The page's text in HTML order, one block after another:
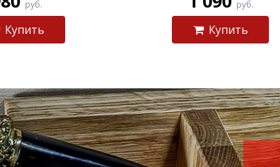
руб.
Купить
руб.
Купить